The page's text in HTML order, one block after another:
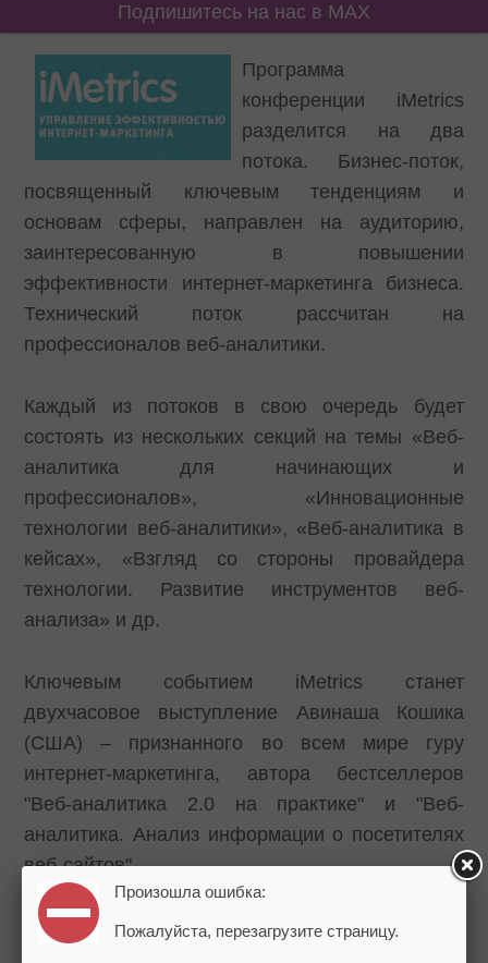
Подпишитесь на нас в MAX
Программа
конференции iMetrics
разделится на два
потока. Бизнес-поток,
посвященный ключевым тенденциям и
основам сферы, направлен на аудиторию,
заинтересованную в повышении
эффективности интернет-маркетинга бизнеса.
Технический поток рассчитан на
профессионалов веб-аналитики.
Каждый из потоков в свою очередь будет
состоять из нескольких секций на темы «Веб-
аналитика для начинающих и
профессионалов», «Инновационные
технологии веб-аналитики», «Веб-аналитика в
кейсах», «Взгляд со стороны провайдера
технологии. Развитие инструментов веб-
анализа» и др.
Ключевым событием iMetrics станет
двухчасовое выступление Авинаша Кошика
(США) – признанного во всем мире гуру
интернет-маркетинга, автора бестселлеров
"Веб-аналитика 2.0 на практике" и "Веб-
аналитика. Анализ информации о посетителях
веб-сайтов".
Кроме того, «западный» взгляд на веб-
Произошла ошибка:
Пожалуйста, перезагрузите страницу.